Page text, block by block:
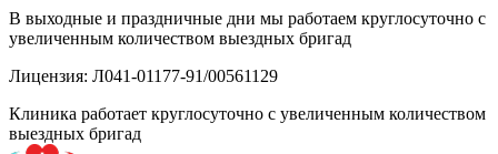
В выходные и праздничные дни мы работаем круглосуточно с
увеличенным количеством выездных бригад
Лицензия: Л041-01177-91/00561129
Клиника работает круглосуточно с увеличенным количеством
выездных бригад